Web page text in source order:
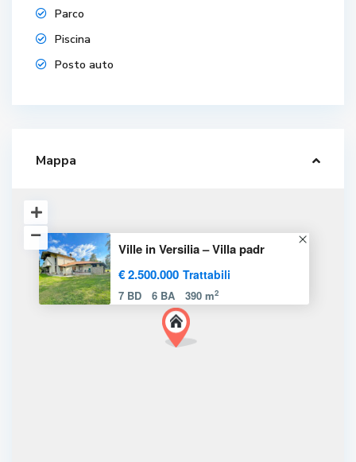
Parco
Piscina
Posto auto
Mappa
Ville in Versilia – Villa padr
€ 2.500.000 Trattabili
7 BD 6 BA 390 m2